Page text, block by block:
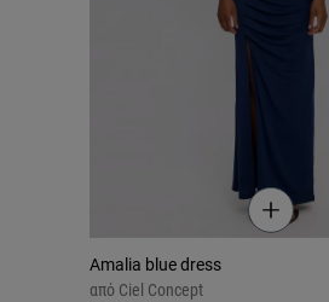
Amalia blue dress
από Ciel Concept